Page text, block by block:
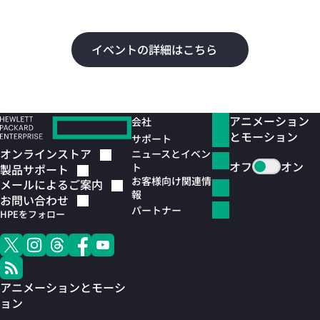
イベントの詳細はこちら
オンラインストア
製品サポート
メールによるご案内
お問い合わせ
HPEをフォロー
アニメーションとモーシ
ョン
会社
サポート
ニュースとイベン
ト
お客様向け関連情
報
パートナー
アニメーション
とモーション
オフ
オン